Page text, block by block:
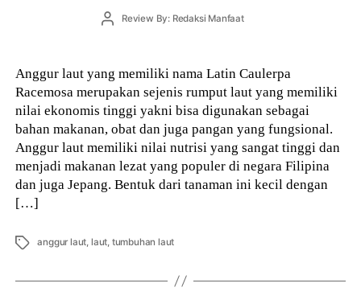
PostReview By: Redaksi Manfaat
Anggur laut yang memiliki nama Latin Caulerpa
Racemosa merupakan sejenis rumput laut yang memiliki
nilai ekonomis tinggi yakni bisa digunakan sebagai
bahan makanan, obat dan juga pangan yang fungsional.
Anggur laut memiliki nilai nutrisi yang sangat tinggi dan
menjadi makanan lezat yang populer di negara Filipina
dan juga Jepang. Bentuk dari tanaman ini kecil dengan
[…]
Tags anggur laut, laut, tumbuhan laut